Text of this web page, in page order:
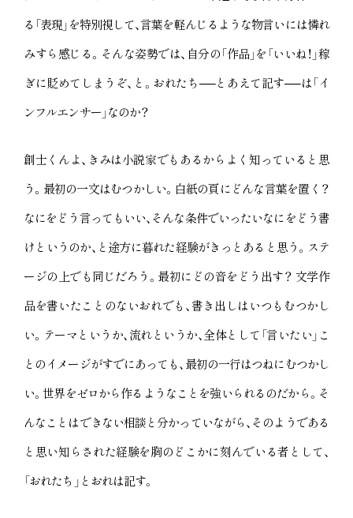
る「表現」を特別視して、言葉を軽んじるような物言いには憐れ
みすら感じる。そんな姿勢では、自分の「作品」を「いいね！」稼
ぎに貶めてしまうぞ、と。おれたち──とあえて記す──は「イ
ンフルエンサー」なのか？
創士くんよ、きみは小説家でもあるからよく知っていると思
う。最初の一文はむつかしい。白紙の頁にどんな言葉を置く？
なにをどう言ってもいい、そんな条件でいったいなにをどう書
けというのか、と途方に暮れた経験がきっとあると思う。ステ
ージの上でも同じだろう。最初にどの音をどう出す？ 文学作
品を書いたことのないおれでも、書き出しはいつもむつかし
い。テーマというか、流れというか、全体として「言いたい」こ
とのイメージがすでにあっても、最初の一行はつねにむつかし
い。世界をゼロから作るようなことを強いられるのだから。そ
んなことはできない相談と分かっていながら、そのようである
と思い知らされた経験を胸のどこかに刻んでいる者として、
「おれたち」とおれは記す。